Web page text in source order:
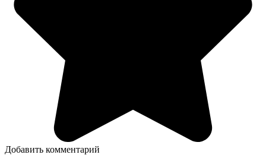
Добавить комментарий